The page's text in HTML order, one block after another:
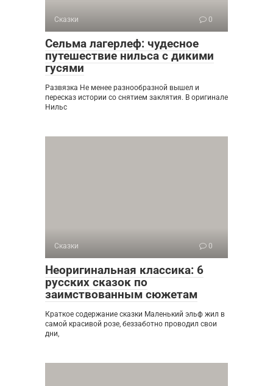
Сказки 0
Сельма лагерлеф: чудесное
путешествие нильса с дикими
гусями
Развязка Не менее разнообразной вышел и
пересказ истории со снятием заклятия. В оригинале
Нильс
Сказки 0
Неоригинальная классика: 6
русских сказок по
заимствованным сюжетам
Краткое содержание сказки Маленький эльф жил в
самой красивой розе, беззаботно проводил свои
дни,